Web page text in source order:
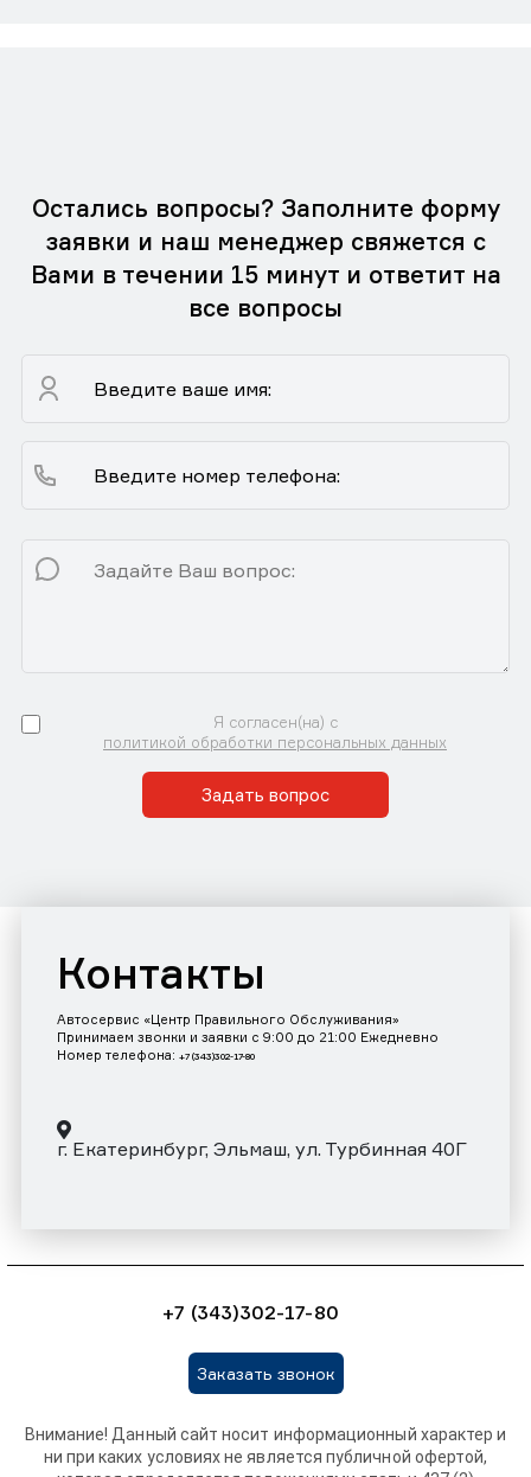
Остались вопросы? Заполните форму
заявки и наш менеджер свяжется с
Вами в течении 15 минут и ответит на
все вопросы
Я согласен(на) с
политикой обработки персональных данных
Задать вопрос
Контакты
Автосервис «Центр Правильного Обслуживания»
Принимаем звонки и заявки с 9:00 до 21:00 Ежедневно
Номер телефона: +7 (343)302-17-80
г. Екатеринбург, Эльмаш, ул. Турбинная 40Г
+7 (343)302-17-80
Заказать звонок
Внимание! Данный сайт носит информационный характер и
ни при каких условиях не является публичной офертой,